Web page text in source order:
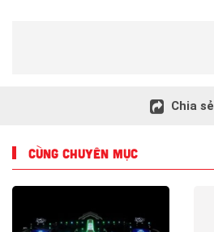
Chia sẻ
CÙNG CHUYÊN MỤC